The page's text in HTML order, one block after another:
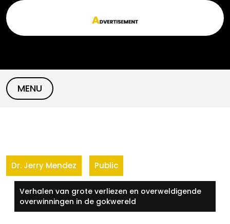
Skip
content
MENU
Dr. Jerry Mendez Public
Verhalen van grote verliezen en overweldigende
overwinningen in de gokwereld